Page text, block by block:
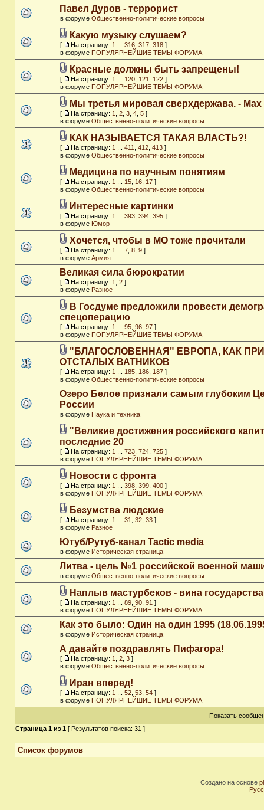
Павел Дуров - террорист
в форуме Общественно-политические вопросы
Какую музыку слушаем?
[ На страницу: 1 316 317 318 ]
в форуме ПОПУЛЯРНЕЙШИЕ ТЕМЫ ФОРУМА
Красные должны быть запрещены!
[ На страницу: 1 120 121 122 ]
в форуме ПОПУЛЯРНЕЙШИЕ ТЕМЫ ФОРУМА
Мы третья мировая сверхдержава. - Max
[ На страницу: 1 2 3 4 5 ]
в форуме Общественно-политические вопросы
КАК НАЗЫВАЕТСЯ ТАКАЯ ВЛАСТЬ?!
[ На страницу: 1 411 412 413 ]
в форуме Общественно-политические вопросы
Медицина по научным понятиям
[ На страницу: 1 15 16 17 ]
в форуме Общественно-политические вопросы
Интересные картинки
[ На страницу: 1 393 394 395 ]
в форуме Юмор
Хочется, чтобы в МО тоже прочитали
[ На страницу: 1 7 8 9 ]
в форуме Армия
Великая сила бюрократии
[ На страницу: 1 2 ]
в форуме Разное
В Госдуме предложили провести
спецоперацию
[ На страницу: 1 95 96 97 ]
в форуме ПОПУЛЯРНЕЙШИЕ ТЕМЫ ФОРУМА
"БЛАГОСЛОВЕННАЯ" ЕВРОПА, КАК
ОТСТАЛЫХ ВАТНИКОВ
[ На страницу: 1 185 186 187 ]
в форуме Общественно-политические вопросы
Озеро Белое признали самым глубоким
России
в форуме Наука и техника
"Великие достижения российского
последние 20
[ На страницу: 1 723 724 725 ]
в форуме ПОПУЛЯРНЕЙШИЕ ТЕМЫ ФОРУМА
Новости с фронта
[ На страницу: 1 398 399 400 ]
в форуме ПОПУЛЯРНЕЙШИЕ ТЕМЫ ФОРУМА
Безумства людские
[ На страницу: 1 31 32 33 ]
в форуме Разное
Ютуб/Рутуб-канал Tactic media
в форуме Историческая страница
Литва - цель №1 российской военной
в форуме Общественно-политические вопросы
Наплыв мастурбеков - вина государства
[ На страницу: 1 89 90 91 ]
в форуме ПОПУЛЯРНЕЙШИЕ ТЕМЫ ФОРУМА
Как это было: Один на один 1995
в форуме Историческая страница
А давайте поздравлять Пифагора!
[ На страницу: 1 2 3 ]
в форуме Общественно-политические вопросы
Иран вперед!
[ На страницу: 1 52 53 54 ]
в форуме ПОПУЛЯРНЕЙШИЕ ТЕМЫ ФОРУМА
Показать
Страница 1 из 1 [ Результатов поиска: 31 ]
Список форумов
Создано на основе